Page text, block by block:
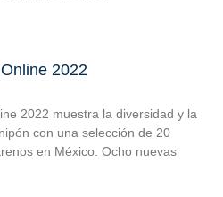
2022
2022 muestra la diversidad y la
con una selección de 20
en México. Ocho nuevas